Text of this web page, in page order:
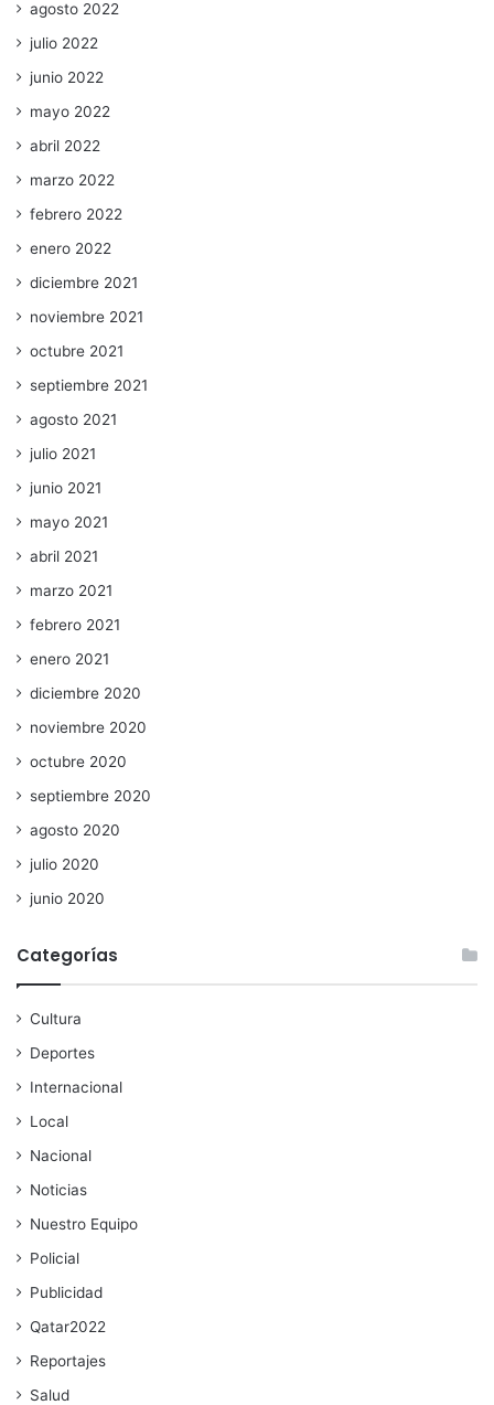
agosto 2022
julio 2022
junio 2022
mayo 2022
abril 2022
marzo 2022
febrero 2022
enero 2022
diciembre 2021
noviembre 2021
octubre 2021
septiembre 2021
agosto 2021
julio 2021
junio 2021
mayo 2021
abril 2021
marzo 2021
febrero 2021
enero 2021
diciembre 2020
noviembre 2020
octubre 2020
septiembre 2020
agosto 2020
julio 2020
junio 2020
Categorías
Cultura
Deportes
Internacional
Local
Nacional
Noticias
Nuestro Equipo
Policial
Publicidad
Qatar2022
Reportajes
Salud